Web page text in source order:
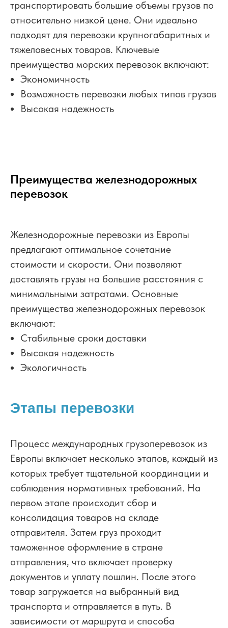
транспортировать большие объемы грузов по
относительно низкой цене. Они идеально
подходят для перевозки крупногабаритных и
тяжеловесных товаров. Ключевые
преимущества морских перевозок включают:
Экономичность
Возможность перевозки любых типов грузов
Высокая надежность
Преимущества железнодорожных
перевозок
Железнодорожные перевозки из Европы
предлагают оптимальное сочетание
стоимости и скорости. Они позволяют
доставлять грузы на большие расстояния с
минимальными затратами. Основные
преимущества железнодорожных перевозок
включают:
Стабильные сроки доставки
Высокая надежность
Экологичность
Этапы перевозки
Процесс международных грузоперевозок из
Европы включает несколько этапов, каждый из
которых требует тщательной координации и
соблюдения нормативных требований. На
первом этапе происходит сбор и
консолидация товаров на складе
отправителя. Затем груз проходит
таможенное оформление в стране
отправления, что включает проверку
документов и уплату пошлин. После этого
товар загружается на выбранный вид
транспорта и отправляется в путь. В
зависимости от маршрута и способа